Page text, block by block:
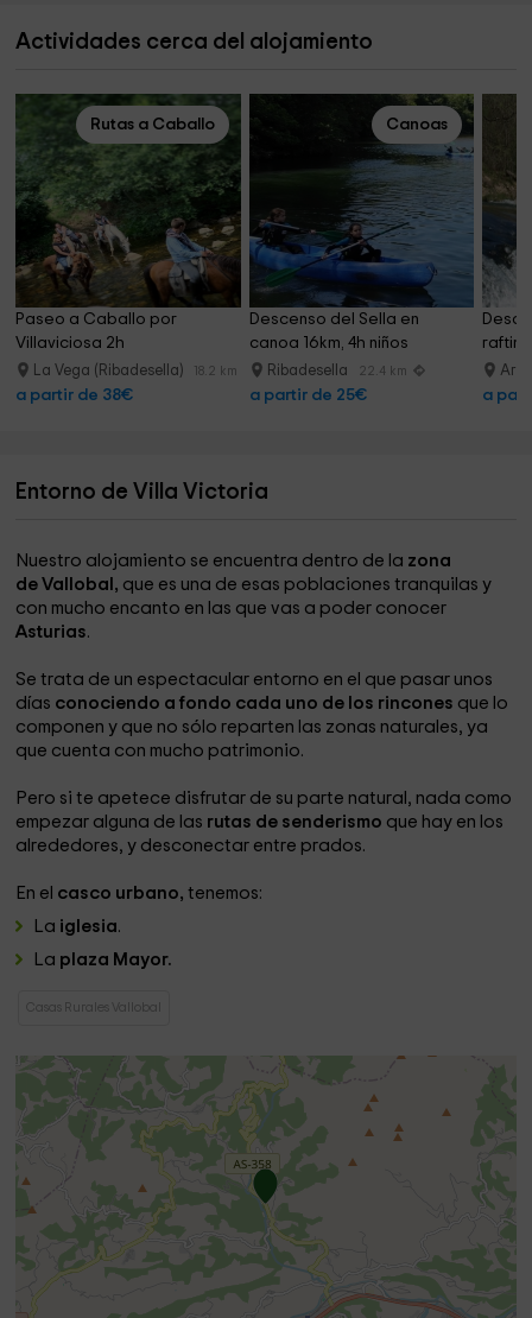
Actividades cerca del alojamiento
Rutas a Caballo
Paseo a Caballo por
Villaviciosa 2h
La Vega (Ribadesella) 18.2 km
a partir de 38€
Canoas
Descenso del Sella en
canoa 16km, 4h niños
Ribadesella 22.4 km
a partir de 25€
Onís
a
Entorno de Villa Victoria
Nuestro alojamiento se encuentra dentro de la zona
de Vallobal, que es una de esas poblaciones tranquilas y
con mucho encanto en las que vas a poder conocer
Asturias.
Se trata de un espectacular entorno en el que pasar unos
días conociendo a fondo cada uno de los rincones que lo
componen y que no sólo reparten las zonas naturales, ya
que cuenta con mucho patrimonio.
Pero si te apetece disfrutar de su parte natural, nada como
empezar alguna de las rutas de senderismo que hay en los
alrededores, y desconectar entre prados.
En el casco urbano, tenemos:
La iglesia.
La plaza Mayor.
Casas Rurales Vallobal